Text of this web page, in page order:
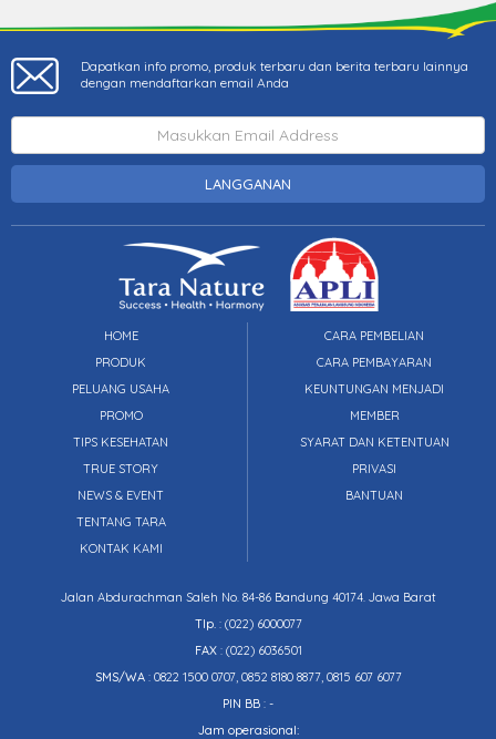
Dapatkan info promo, produk terbaru dan berita terbaru lainnya
dengan mendaftarkan email Anda
LANGGANAN
HOME
PRODUK
PELUANG USAHA
PROMO
TIPS KESEHATAN
TRUE STORY
NEWS & EVENT
TENTANG TARA
KONTAK KAMI
CARA PEMBELIAN
CARA PEMBAYARAN
KEUNTUNGAN MENJADI
MEMBER
SYARAT DAN KETENTUAN
PRIVASI
BANTUAN
Jalan Abdurachman Saleh No. 84-86 Bandung 40174. Jawa Barat
Tlp.: (022) 6000077
FAX: (022) 6036501
SMS/WA: 0822 1500 0707, 0852 8180 8877, 0815 607 6077
PIN BB : -
Jam operasional: